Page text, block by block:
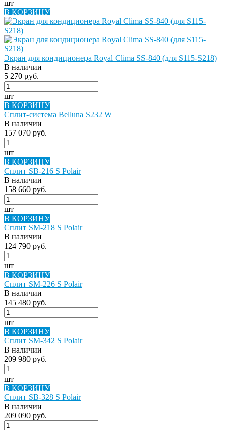
шт
В КОРЗИНУ
Экран для кондиционера Royal Clima SS-840 (для S115-S218)
В наличии
5 270 руб.
шт
В КОРЗИНУ
Сплит-система Belluna S232 W
В наличии
157 070 руб.
шт
В КОРЗИНУ
Сплит SB-216 S Polair
В наличии
158 660 руб.
шт
В КОРЗИНУ
Сплит SM-218 S Polair
В наличии
124 790 руб.
шт
В КОРЗИНУ
Сплит SM-226 S Polair
В наличии
145 480 руб.
шт
В КОРЗИНУ
Сплит SM-342 S Polair
В наличии
209 980 руб.
шт
В КОРЗИНУ
Сплит SB-328 S Polair
В наличии
209 090 руб.